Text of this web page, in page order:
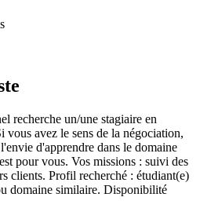
recherche un/une stagiaire en
vous avez le sens de la négociation,
d'apprendre dans le domaine
pour vous. Vos missions : suivi des
clients. Profil recherché : étudiant(e)
domaine similaire. Disponibilité